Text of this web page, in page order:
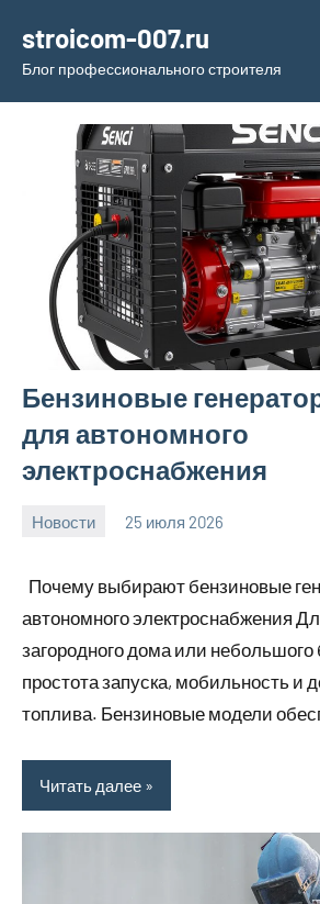
содержимому
stroicom-007.ru
Блог профессионального строителя
Бензиновые
для автономного
электроснабжения
Новости 25 июля 2026
Почему выбирают бензиновые
автономного электроснабжения
загородного дома или
простота запуска, мобильность и
топлива. Бензиновые модели
Читать далее